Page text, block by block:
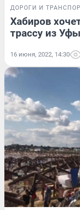
ДОРОГИ И
Хабиров
трассу из
16 июня, 2022, 14:30